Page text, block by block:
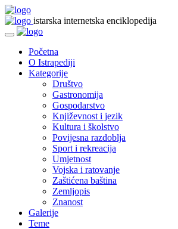
istarska internetska enciklopedija
Početna
O Istrapediji
Kategorije
Društvo
Gastronomija
Gospodarstvo
Književnost i jezik
Kultura i školstvo
Povijesna razdoblja
Sport i rekreacija
Umjetnost
Vojska i ratovanje
Zaštićena baština
Zemljopis
Znanost
Galerije
Teme